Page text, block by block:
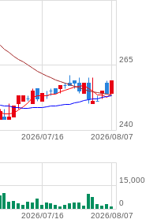
2026/08/07
2026/07/16
240
265
2026/08/07
2026/07/16
0
15,000